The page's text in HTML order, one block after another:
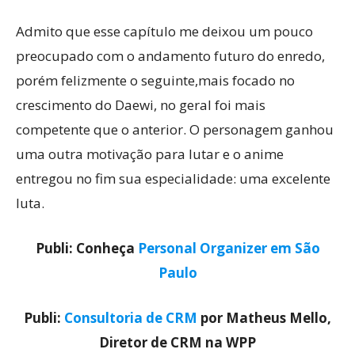
Admito que esse capítulo me deixou um pouco
preocupado com o andamento futuro do enredo,
porém felizmente o seguinte,mais focado no
crescimento do Daewi, no geral foi mais
competente que o anterior. O personagem ganhou
uma outra motivação para lutar e o anime
entregou no fim sua especialidade: uma excelente
luta.
Publi: Conheça Personal Organizer em São
Paulo
Publi: Consultoria de CRM por Matheus Mello,
Diretor de CRM na WPP